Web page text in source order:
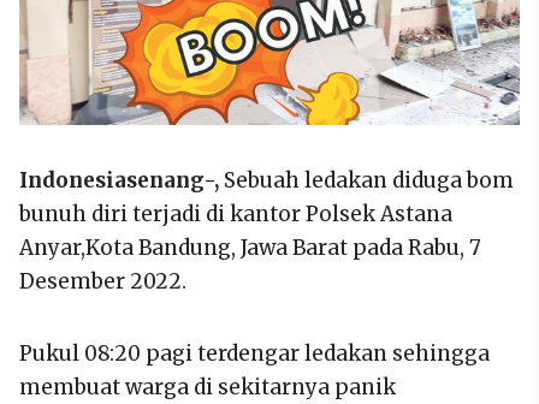
Indonesiasenang-, Sebuah ledakan diduga bom
bunuh diri terjadi di kantor Polsek Astana
Anyar,Kota Bandung, Jawa Barat pada Rabu, 7
Desember 2022.
Pukul 08:20 pagi terdengar ledakan sehingga
membuat warga di sekitarnya panik